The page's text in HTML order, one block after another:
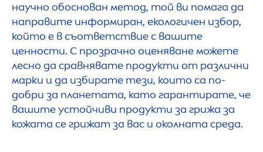
научно обоснован метод, той ви помага да
направите информиран, екологичен избор,
който е в съответствие с вашите
ценности. С прозрачно оценяване можете
лесно да сравнявате продукти от различни
марки и да избирате тези, които са по-
добри за планетата, като гарантирате, че
вашите устойчиви продукти за грижа за
кожата се грижат за вас и околната среда.